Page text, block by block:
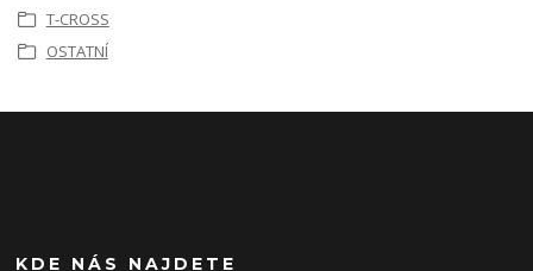
T-CROSS
OSTATNÍ
KDE NÁS NAJDETE